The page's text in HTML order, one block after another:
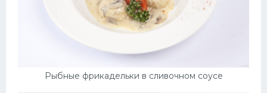
Рыбные фрикадельки в сливочном соусе